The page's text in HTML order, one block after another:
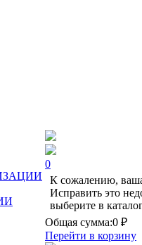
0
К сожалению,
Исправить это
выберите в
Общая сумма:0 ₽
Перейти в корзину